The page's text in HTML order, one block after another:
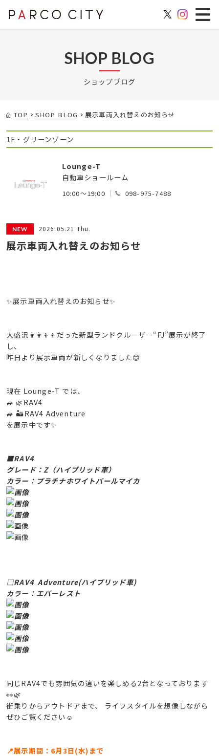
SHOP BLOG
ショップブログ
TOP SHOP BLOG 展示車両入れ替えのお知らせ
1F・グリーンゾーン
Lounge-T
自動車ショールーム
10:00～19:00 098-975-7488
2026.05.21 Thu.
展示車両入れ替えのお知らせ
✨展示車両入れ替えのお知らせ✨
大盛況👩‍👩‍👦‍👦だった新型ランドクルーザー“FJ”展示が終了
し、
昨日より展示車両が新しくなりました😊
現在 Lounge-T では、
🚙 🌿RAV4
🚙 🏜RAV4 Adventure
を展示中です✨
■RAV4
グレード：Z（ハイブリッド車）
カラー：プラチナホワイトパールマイカ
□RAV4 Adventure(ハイブリッド車)
カラー：エバーレスト
同じRAV4でも雰囲気の違いを楽しめる2台となっております
👀🌿
街乗りからアウトドアまで、 ライフスタイルを想像しながら
ぜひご覧ください☺️
📍展示期間：6月3日(水)まで